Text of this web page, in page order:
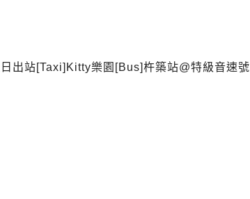
日出站[Taxi] Kitty樂園[Bus]杵築站@特級音速號